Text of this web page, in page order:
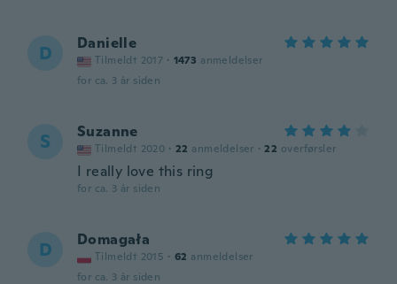
D Danielle
Tilmeldt 2017 · 1473 anmeldelser
for ca. 3 år siden
S Suzanne
Tilmeldt 2020 · 22 anmeldelser · 22 overførsler
I really love this ring
for ca. 3 år siden
D Domagała
Tilmeldt 2015 · 62 anmeldelser
for ca. 3 år siden